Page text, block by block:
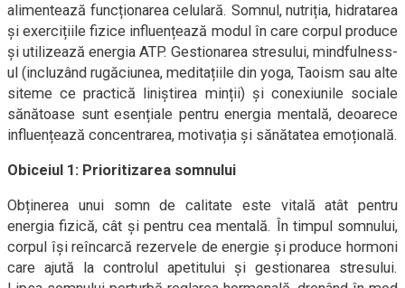
alimentează funcționarea celulară. Somnul, nutriția, hidratarea
și exercițiile fizice influențează modul în care corpul produce
și utilizează energia ATP. Gestionarea stresului, mindfulness-
ul (incluzând rugăciunea, meditațiile din yoga, Taoism sau alte
siteme ce practică liniștirea minții) și conexiunile sociale
sănătoase sunt esențiale pentru energia mentală, deoarece
influențează concentrarea, motivația și sănătatea emoțională.
Obiceiul 1: Prioritizarea somnului
Obținerea unui somn de calitate este vitală atât pentru
energia fizică, cât și pentru cea mentală. În timpul somnului,
corpul își reîncarcă rezervele de energie și produce hormoni
care ajută la controlul apetitului și gestionarea stresului.